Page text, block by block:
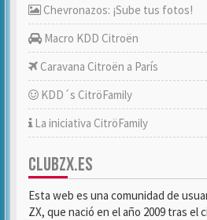
Chevronazos: ¡Sube tus fotos!
Macro KDD Citroën
Caravana Citroën a París
KDD´s CitröFamily
La iniciativa CitröFamily
CLUBZX.ES
Esta web es una comunidad de
ZX, que nació en el año 2009 tras el